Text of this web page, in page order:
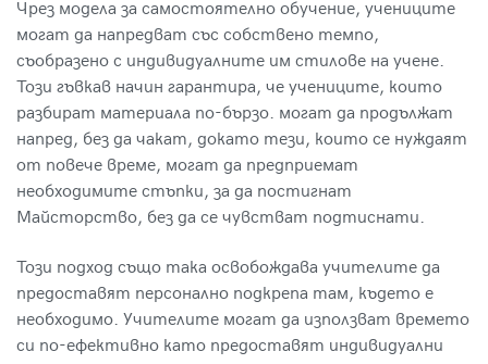
Чрез модела за самостоятелно обучение, учениците
могат да напредват със собствено темпо,
съобразено с индивидуалните им стилове на учене.
Този гъвкав начин гарантира, че учениците, които
разбират материала по-бързо. могат да продължат
напред, без да чакат, докато тези, които се нуждаят
от повече време, могат да предприемат
необходимите стъпки, за да постигнат
Майсторство, без да се чувстват подтиснати.
Този подход също така освобождава учителите да
предоставят персонално подкрепа там, където е
необходимо. Учителите могат да използват времето
си по-ефективно като предоставят индивидуални